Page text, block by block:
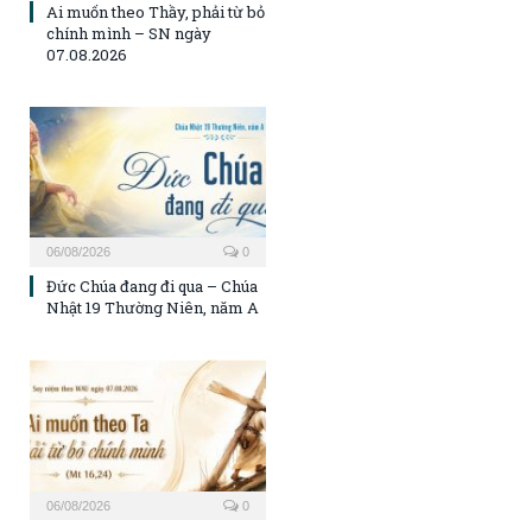
Ai muốn theo Thầy, phải từ bỏ
chính mình – SN ngày
07.08.2026
06/08/2026 0
Đức Chúa đang đi qua – Chúa
Nhật 19 Thường Niên, năm A
06/08/2026 0